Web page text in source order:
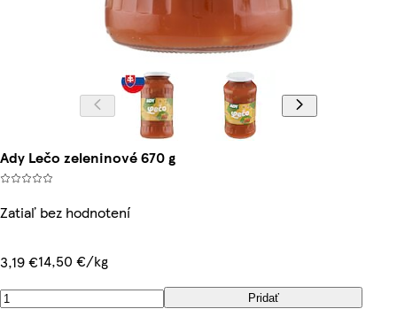
Ady Lečo zeleninové 670 g
Zatiaľ bez hodnotení
3,19 €14,50 €/kg
Pridať